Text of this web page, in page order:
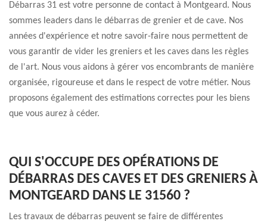
Débarras 31 est votre personne de contact à Montgeard. Nous
sommes leaders dans le débarras de grenier et de cave. Nos
années d'expérience et notre savoir-faire nous permettent de
vous garantir de vider les greniers et les caves dans les règles
de l'art. Nous vous aidons à gérer vos encombrants de manière
organisée, rigoureuse et dans le respect de votre métier. Nous
proposons également des estimations correctes pour les biens
que vous aurez à céder.
QUI S'OCCUPE DES OPÉRATIONS DE
DÉBARRAS DES CAVES ET DES GRENIERS À
MONTGEARD DANS LE 31560 ?
Les travaux de débarras peuvent se faire de différentes